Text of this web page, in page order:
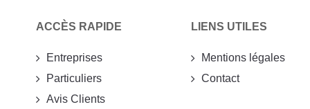
ACCÈS RAPIDE
Entreprises
Particuliers
Avis Clients
LIENS UTILES
Mentions légales
Contact